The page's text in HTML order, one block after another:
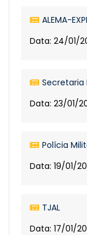
ALEMA-
Data: 24/01/
Secretaria
Data: 23/01/
Polícia
Data: 19/01/
TJAL
Data: 17/01/